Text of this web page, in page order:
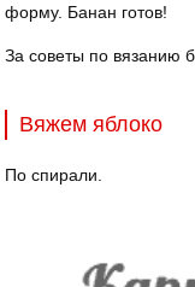
форму. Банан готов!
За советы по вязанию
Вяжем яблоко
По спирали.